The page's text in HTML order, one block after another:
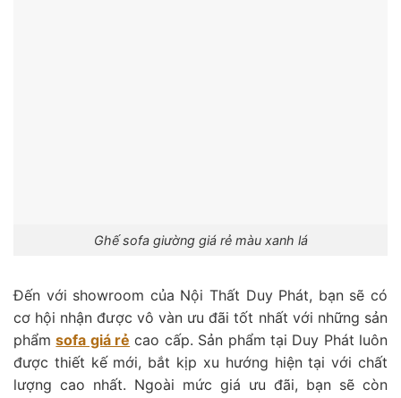
Ghế sofa giường giá rẻ màu xanh lá
Đến với showroom của Nội Thất Duy Phát, bạn sẽ có
cơ hội nhận được vô vàn ưu đãi tốt nhất với những sản
phẩmsofa giá rẻ cao cấp. Sản phẩm tại Duy Phát luôn
được thiết kế mới, bắt kịp xu hướng hiện tại với chất
lượng cao nhất. Ngoài mức giá ưu đãi, bạn sẽ còn